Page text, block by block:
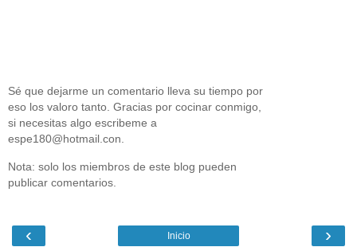
Sé que dejarme un comentario lleva su tiempo por
eso los valoro tanto. Gracias por cocinar conmigo,
si necesitas algo escribeme a
espe180@hotmail.con.
Nota: solo los miembros de este blog pueden
publicar comentarios.
‹ ›
Inicio